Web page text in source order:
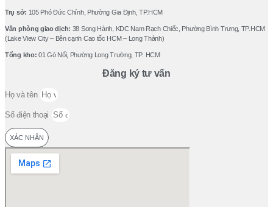
Trụ sở: 105 Phó Ðức Chính, Phường Gia Ðịnh, TP.HCM
Văn phòng giao dịch: 38 Song Hành, KDC Nam Rạch Chiếc, Phường Bình Trưng, TP.HCM
(Lake View City – Bên cạnh Cao tốc HCM – Long Thành)
Tổng kho: 01 Gò Nổi, Phường Long Trường, TP. HCM
Đăng ký tư vấn
Họ và tên
Số điện thoại
XÁC NHẬN